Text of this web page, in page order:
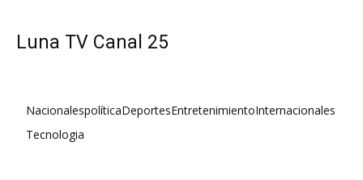
Luna TV Canal 25
NacionalespolíticaDeportesEntretenimientoInternacionales
Tecnologia